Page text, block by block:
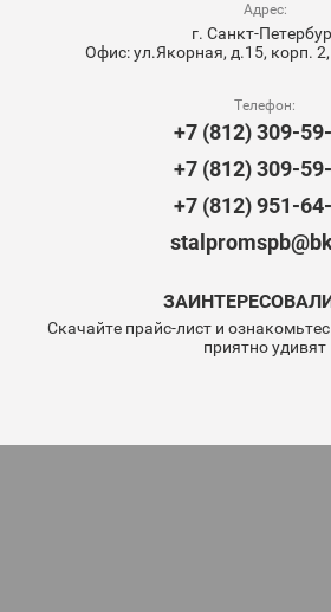
Адрес:
г. Санкт-
Офис: ул.Якорная, д.15, корп.
Телефон:
+7 (812) 309-
+7 (812) 309-
+7 (812) 951-
Скачайте прайс-лист и
приятно удивят